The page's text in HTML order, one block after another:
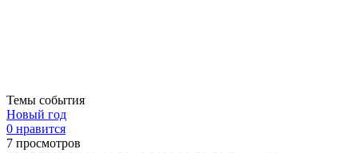
Темы события
Новый год
0 нравится
7 просмотров